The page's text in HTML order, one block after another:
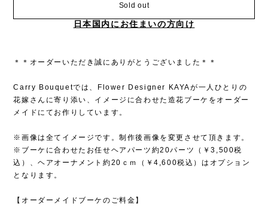
Sold out
日本国内にお住まいの方向け
＊＊オーダーいただき誠にありがとうございました＊＊
Carry Bouquetでは、Flower Designer KAYAが一人ひとりの
花嫁さんに寄り添い、イメージに合わせた造花ブーケをオーダー
メイドにてお作りしています。
※画像は全てイメージです。制作後画像を変更させて頂きます。
※ブーケに合わせたお任せヘアパーツ約20パーツ（￥3,500税
込）、ヘアオーナメント約20ｃｍ（￥4,600税込）はオプション
となります。
【オーダーメイドブーケのご料金】